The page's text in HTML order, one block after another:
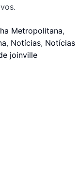
Metropolitana,
, Notícias, Notícias
joinville